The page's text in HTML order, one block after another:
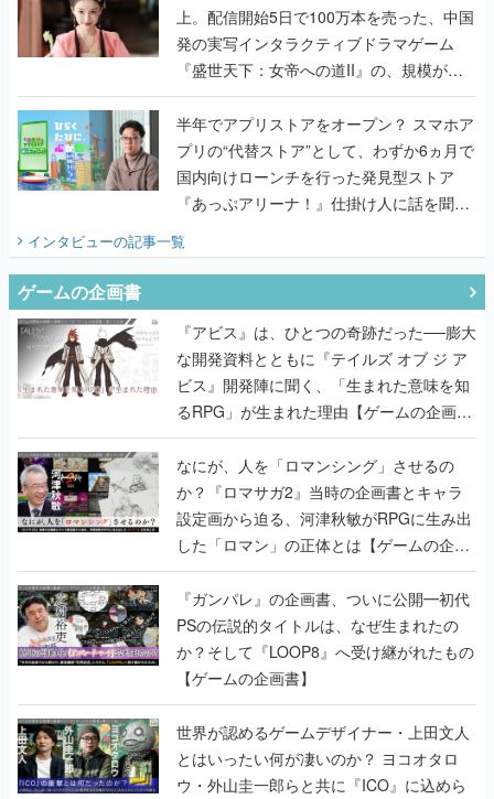
上。配信開始5日で100万本を売った、中国
発の実写インタラクティブドラマゲーム
『盛世天下：女帝への道II』の、規模が違
うこだわりをプロデューサーに聞いた
半年でアプリストアをオープン？ スマホア
プリの“代替ストア”として、わずか6ヵ月で
国内向けローンチを行った発見型ストア
『あっぷアリーナ！』仕掛け人に話を聞い
てみた
インタビューの記事一覧
ゲームの企画書
『アビス』は、ひとつの奇跡だった──膨大
な開発資料とともに『テイルズ オブ ジ ア
ビス』開発陣に聞く、「生まれた意味を知
るRPG」が生まれた理由【ゲームの企画
書】
なにが、人を「ロマンシング」させるの
か？『ロマサガ2』当時の企画書とキャラ
設定画から迫る、河津秋敏がRPGに生み出
した「ロマン」の正体とは【ゲームの企画
書】
『ガンパレ』の企画書、ついに公開━初代
PSの伝説的タイトルは、なぜ生まれたの
か？そして『LOOP8』へ受け継がれたもの
【ゲームの企画書】
世界が認めるゲームデザイナー・上田文人
とはいったい何が凄いのか？ ヨコオタロ
ウ・外山圭一郎らと共に『ICO』に込めら